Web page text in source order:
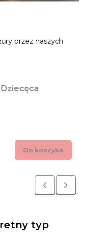
przez naszych
Do koszyka
typ